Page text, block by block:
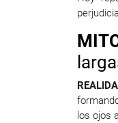
los ojos